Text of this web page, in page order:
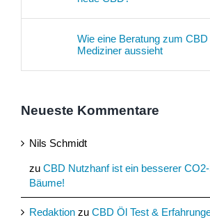
Wie eine Beratung zum
Mediziner aussieht
Neueste Kommentare
Nils Schmidt
zu CBD Nutzhanf ist ein besserer
Bäume!
Redaktion zu CBD Öl Test &